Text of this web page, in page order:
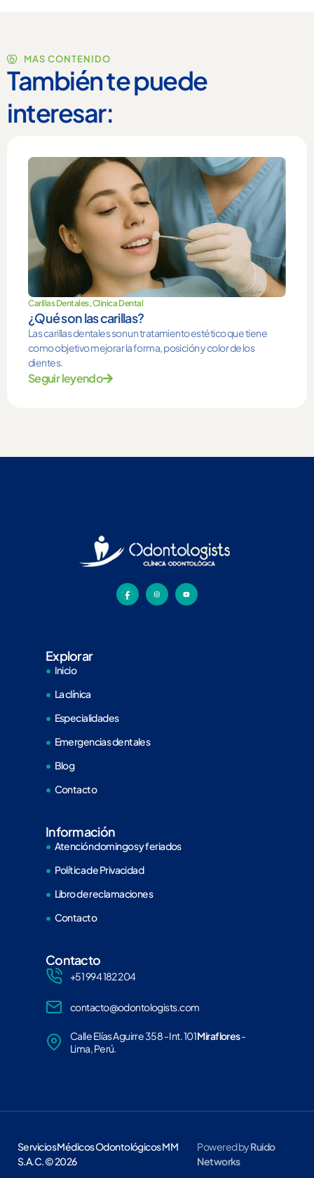
MAS CONTENIDO
También te puede
interesar:
Carillas Dentales,Clinica Dental
¿Qué son las carillas?
Las carillas dentales son un tratamiento estético que tiene
como objetivo mejorar la forma, posición y color de los
dientes.
Seguir leyendo
Explorar
Inicio
La clínica
Especialidades
Emergencias dentales
Blog
Contacto
Información
Atención domingos y feriados
Política de Privacidad
Libro de reclamaciones
Contacto
Contacto
+51 994 182 204
contacto@odontologists.com
Calle Elías Aguirre 358 - Int. 101Miraflores-
Lima, Perú.
Servicios Médicos Odontológicos MM
S.A.C. © 2026
Powered byRuido
Networks